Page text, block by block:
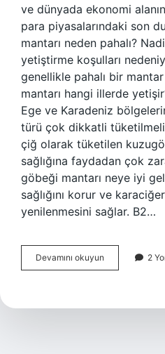
ve dünyada ekonomi
para piyasalarındaki son
mantarı neden pahalı?
yetiştirme koşulları
genellikle pahalı bir
mantarı hangi illerde
Ege ve Karadeniz
türü çok dikkatli
çiğ olarak tüketilen
sağlığına faydadan çok
göbeği mantarı neye iyi
sağlığını korur ve
yenilenmesini sağlar. B2…
Devamını okuyun
Kilo
Mantarı
2